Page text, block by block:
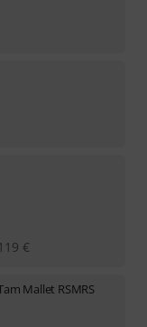
119 €
Mallet RSMRS